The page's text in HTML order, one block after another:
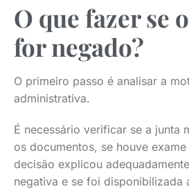
O que fazer se
for negado?
O primeiro passo é analisar a
administrativa.
É necessário verificar se a junta
os documentos, se houve
decisão explicou
negativa e se foi disponibilizada